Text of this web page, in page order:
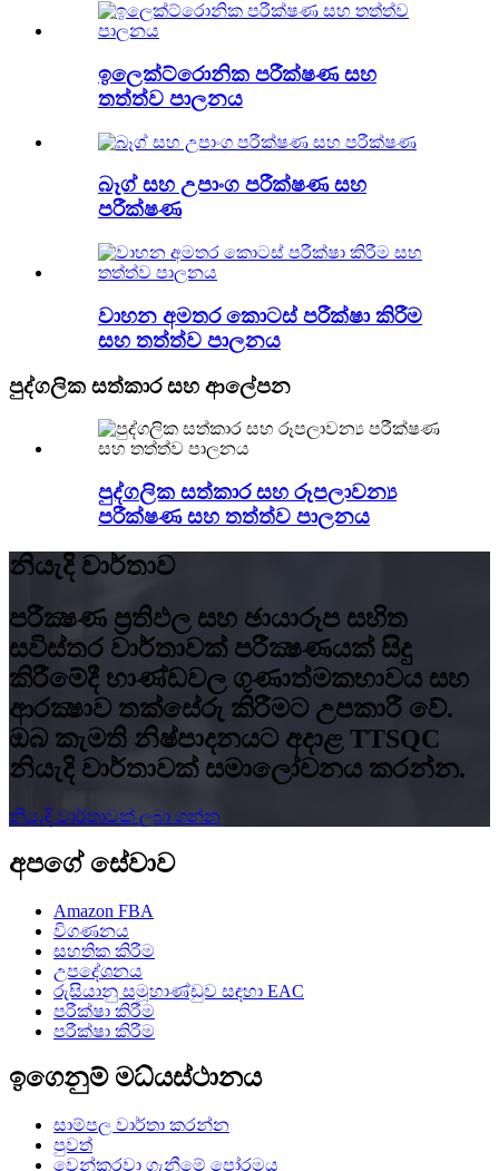
ඉලෙක්ට්රොනික පරීක්ෂණ සහ
තත්ත්ව පාලනය
බෑග් සහ උපාංග පරීක්ෂණ සහ
පරීක්ෂණ
වාහන අමතර කොටස් පරීක්ෂා කිරීම
සහ තත්ත්ව පාලනය
පුද්ගලික සත්කාර සහ ආලේපන
පුද්ගලික සත්කාර සහ රූපලාවන්‍ය
පරීක්ෂණ සහ තත්ත්ව පාලනය
නියැදි වාර්තාව
පරීක්‍ෂණ ප්‍රතිඵල සහ ඡායාරූප සහිත
සවිස්තර වාර්තාවක් පරීක්‍ෂණයක් සිදු
කිරීමේදී භාණ්ඩවල ගුණාත්මකභාවය සහ
ආරක්‍ෂාව තක්සේරු කිරීමට උපකාරී වේ.
ඔබ කැමති නිෂ්පාදනයට අදාළ TTSQC
නියැදි වාර්තාවක් සමාලෝචනය කරන්න.
නියැදි වාර්තාවක් ලබා ගන්න
අපගේ සේවාව
Amazon FBA
විගණනය
සහතික කිරීම
උපදේශනය
රුසියානු සමූහාණ්ඩුව සඳහා EAC
පරීක්ෂා කිරීම
පරීක්ෂා කිරීම
ඉගෙනුම් මධ්යස්ථානය
සාම්පල වාර්තා කරන්න
පුවත්
වෙන්කරවා ගැනීමේ පෝරමය